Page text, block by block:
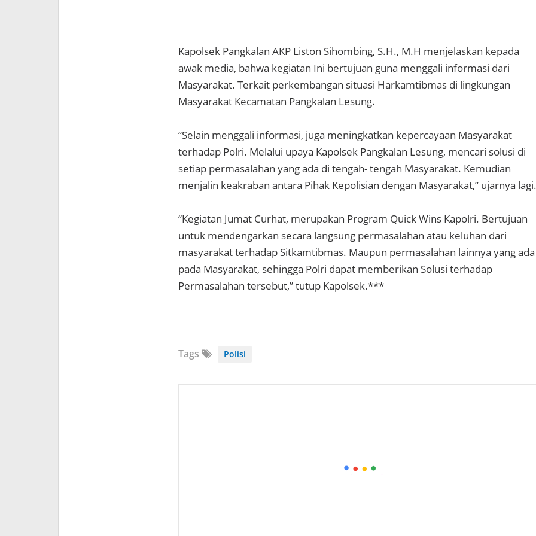
Kapolsek Pangkalan AKP Liston Sihombing, S.H., M.H menjelaskan kepada
awak media, bahwa kegiatan Ini bertujuan guna menggali informasi dari
Masyarakat. Terkait perkembangan situasi Harkamtibmas di lingkungan
Masyarakat Kecamatan Pangkalan Lesung.
“Selain menggali informasi, juga meningkatkan kepercayaan Masyarakat
terhadap Polri. Melalui upaya Kapolsek Pangkalan Lesung, mencari solusi di
setiap permasalahan yang ada di tengah- tengah Masyarakat. Kemudian
menjalin keakraban antara Pihak Kepolisian dengan Masyarakat,” ujarnya lagi.
“Kegiatan Jumat Curhat, merupakan Program Quick Wins Kapolri. Bertujuan
untuk mendengarkan secara langsung permasalahan atau keluhan dari
masyarakat terhadap Sitkamtibmas. Maupun permasalahan lainnya yang ada
pada Masyarakat, sehingga Polri dapat memberikan Solusi terhadap
Permasalahan tersebut,” tutup Kapolsek.***
Tags Polisi